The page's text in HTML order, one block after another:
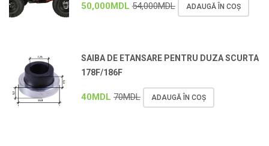
50,000MDL 54,000MDL ADAUGĂ ÎN COȘ
SAIBA DE ETANSARE PENTRU DUZA SCURTA
178F/186F
40MDL 70MDL ADAUGĂ ÎN COȘ